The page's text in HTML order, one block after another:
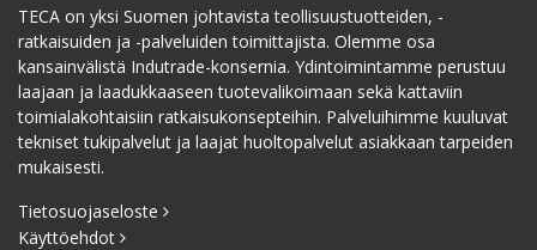
TECA on yksi Suomen johtavista teollisuustuotteiden, -
ratkaisuiden ja -palveluiden toimittajista. Olemme osa
kansainvälistä Indutrade-konsernia. Ydintoimintamme perustuu
laajaan ja laadukkaaseen tuotevalikoimaan sekä kattaviin
toimialakohtaisiin ratkaisukonsepteihin. Palveluihimme kuuluvat
tekniset tukipalvelut ja laajat huoltopalvelut asiakkaan tarpeiden
mukaisesti.
Tietosuojaseloste
Käyttöehdot